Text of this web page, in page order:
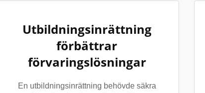
Utbildningsinrättning
förbättrar
förvaringslösningar
En utbildningsinrättning behövde säkra